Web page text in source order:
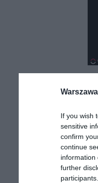
If you wish
sensitive
confirm
continue
information
further